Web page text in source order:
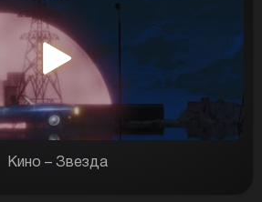
Кино – Звезда